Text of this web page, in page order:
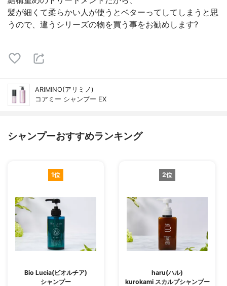
髪が細くて柔らかい人が使うとベターってしてしまうと思
うので、違うシリーズの物を買う事をお勧めします?
ARIMINO(アリミノ)
コアミー シャンプー EX
シャンプーおすすめランキング
1位
Bio Lucia(ビオルチア)
シャンプー
2位
haru(ハル)
kurokami スカルプシャンプー